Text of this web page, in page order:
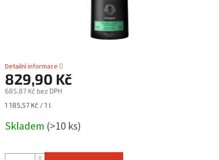
Detailní informace
829,90 Kč
685,87 Kč bez DPH
Měrná
1 185,57 Kč / 1 l
Skladem (>10 ks)